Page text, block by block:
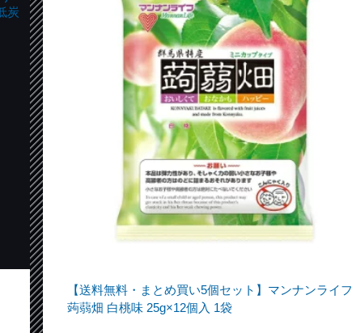
【送料無料・まとめ買い5個セット】マンナンライフ
蒟蒻畑 白桃味 25g×12個入 1袋